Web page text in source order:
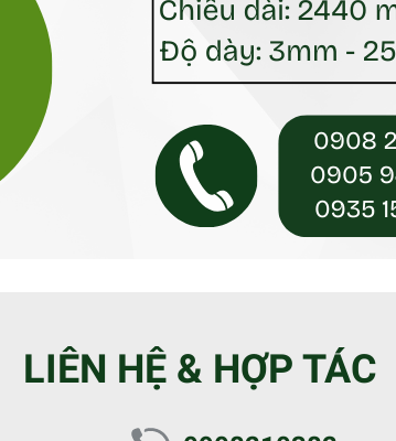
LIÊN HỆ & HỢP TÁC